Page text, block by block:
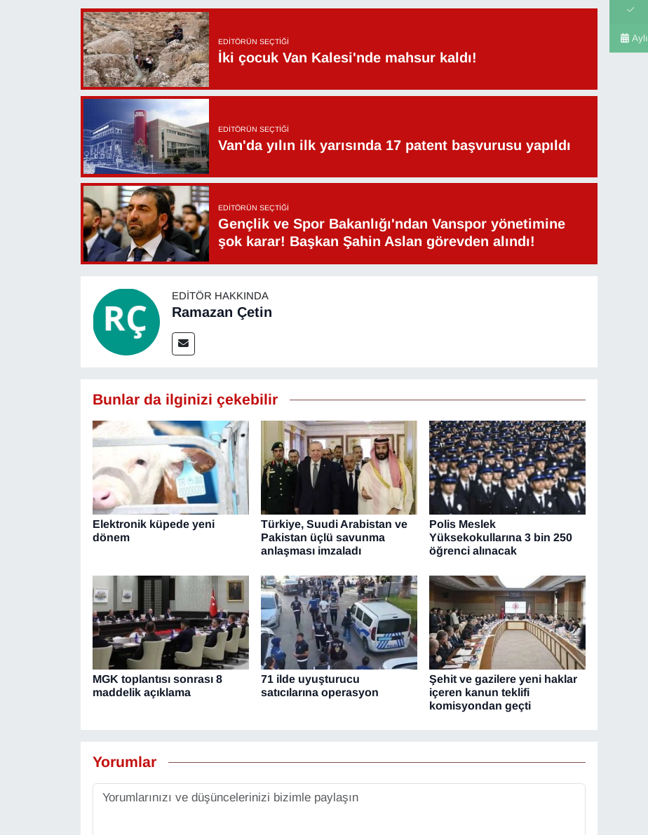
EDITÖRÜN SEÇTIĞI
İki çocuk Van Kalesi'nde mahsur kaldı!
EDITÖRÜN SEÇTIĞI
Van'da yılın ilk yarısında 17 patent başvurusu yapıldı
EDITÖRÜN SEÇTIĞI
Gençlik ve Spor Bakanlığı'ndan Vanspor yönetimine
şok karar! Başkan Şahin Aslan görevden alındı!
EDITÖR HAKKINDA
Ramazan Çetin
Bunlar da ilginizi çekebilir
Elektronik küpede yeni
dönem
Türkiye, Suudi Arabistan ve
Pakistan üçlü savunma
anlaşması imzaladı
Polis Meslek
Yüksekokullarına 3 bin 250
öğrenci alınacak
MGK toplantısı sonrası 8
maddelik açıklama
71 ilde uyuşturucu
satıcılarına operasyon
Şehit ve gazilere yeni haklar
içeren kanun teklifi
komisyondan geçti
Yorumlar